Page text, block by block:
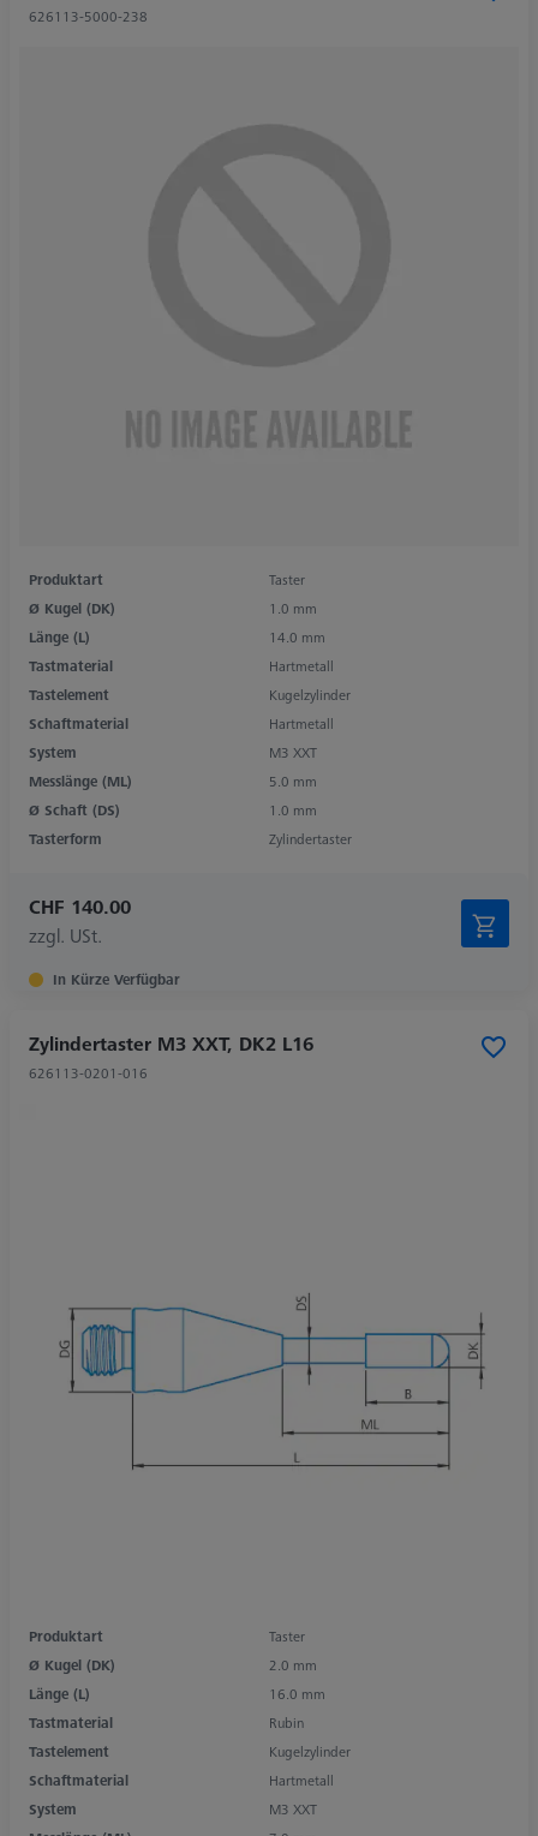
626113-5000-238
Produktart
Taster
Ø Kugel (DK)
1.0 mm
Länge (L)
14.0 mm
Tastmaterial
Hartmetall
Tastelement
Kugelzylinder
Schaftmaterial
Hartmetall
System
M3 XXT
Messlänge (ML)
5.0 mm
Ø Schaft (DS)
1.0 mm
Tasterform
Zylindertaster
CHF 140.00
zzgl. USt.
In Kürze Verfügbar
Zylindertaster M3 XXT, DK2 L16
626113-0201-016
Produktart
Taster
Ø Kugel (DK)
2.0 mm
Länge (L)
16.0 mm
Tastmaterial
Rubin
Tastelement
Kugelzylinder
Schaftmaterial
Hartmetall
System
M3 XXT